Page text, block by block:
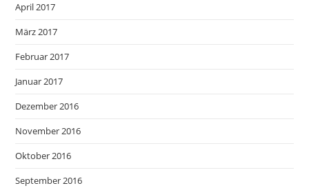
April 2017
März 2017
Februar 2017
Januar 2017
Dezember 2016
November 2016
Oktober 2016
September 2016